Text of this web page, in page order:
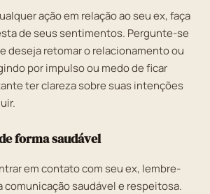
ação em relação ao seu ex, faça
de seus sentimentos. Pergunte-se
deseja retomar o relacionamento ou
por impulso ou medo de ficar
ter clareza sobre suas intenções
forma saudável
em contato com seu ex, lembre-
comunicação saudável e respeitosa.